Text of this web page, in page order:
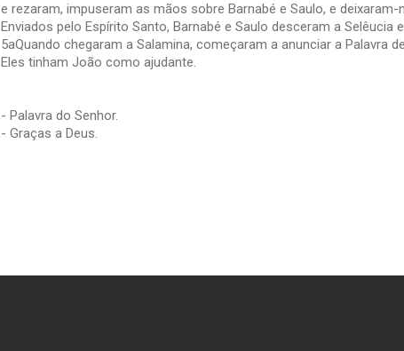
e rezaram, impuseram as mãos sobre Barnabé e Saulo, e deixaram-
Enviados pelo Espírito Santo, Barnabé e Saulo desceram a Selêucia
5aQuando chegaram a Salamina, começaram a anunciar a Palavra
Eles tinham João como ajudante.
- Palavra do Senhor.
- Graças a Deus.